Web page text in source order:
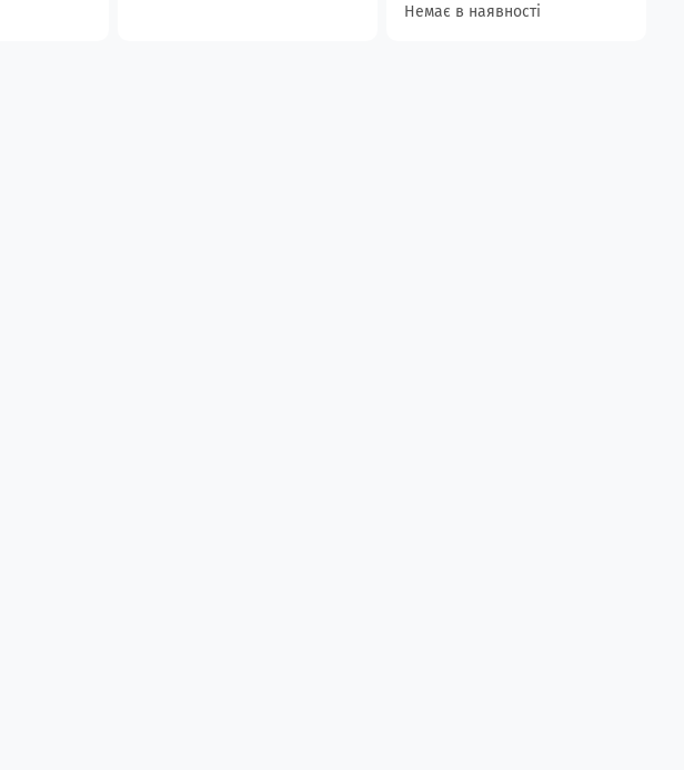
Немає в наявності